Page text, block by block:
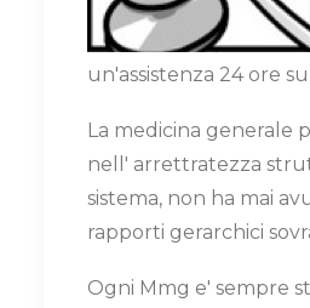
un'assistenza 24 ore
La medicina generale
nell' arrettratezza
sistema, non ha mai
rapporti gerarchici
Ogni Mmg e' sempre